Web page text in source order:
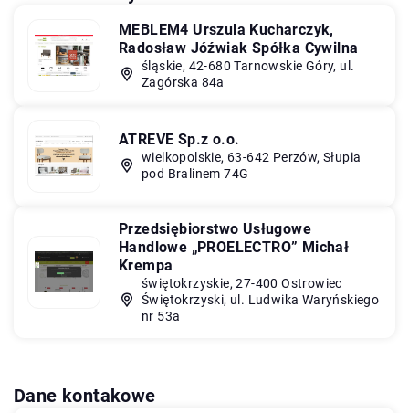
MEBLEM4 Urszula Kucharczyk,
Radosław Jóźwiak Spółka Cywilna
śląskie, 42-680 Tarnowskie Góry, ul.
Zagórska 84a
ATREVE Sp.z o.o.
wielkopolskie, 63-642 Perzów, Słupia
pod Bralinem 74G
Przedsiębiorstwo Usługowe
Handlowe „PROELECTRO” Michał
Krempa
świętokrzyskie, 27-400 Ostrowiec
Świętokrzyski, ul. Ludwika Waryńskiego
nr 53a
Dane kontakowe